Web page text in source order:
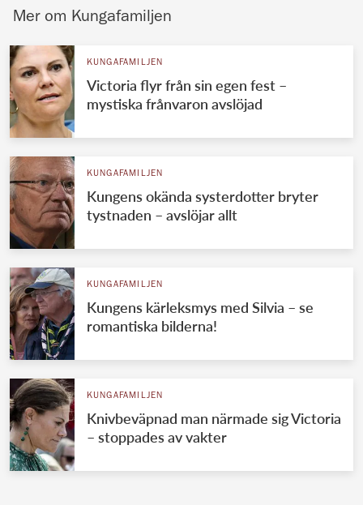
Mer om Kungafamiljen
KUNGAFAMILJEN
Victoria flyr från sin egen fest –
mystiska frånvaron avslöjad
KUNGAFAMILJEN
Kungens okända systerdotter bryter
tystnaden – avslöjar allt
KUNGAFAMILJEN
Kungens kärleksmys med Silvia – se
romantiska bilderna!
KUNGAFAMILJEN
Knivbeväpnad man närmade sig Victoria
– stoppades av vakter